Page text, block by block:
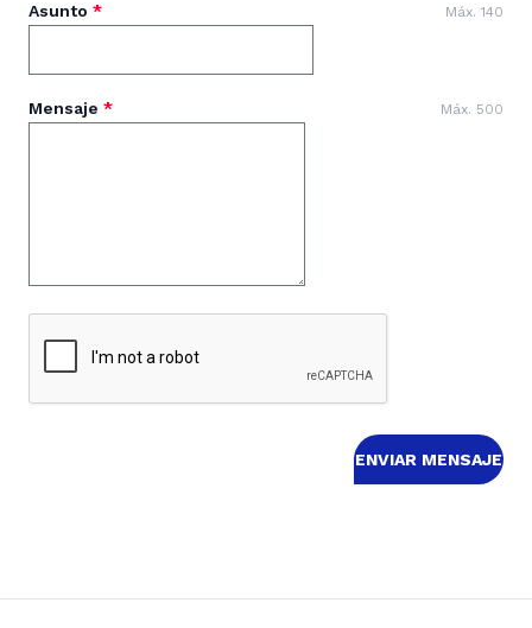
Asunto * Máx. 140
Mensaje * Máx. 500
ENVIAR MENSAJE